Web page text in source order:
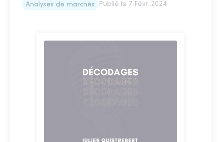
Analyses de marchés Publié le 7 Févr. 2024